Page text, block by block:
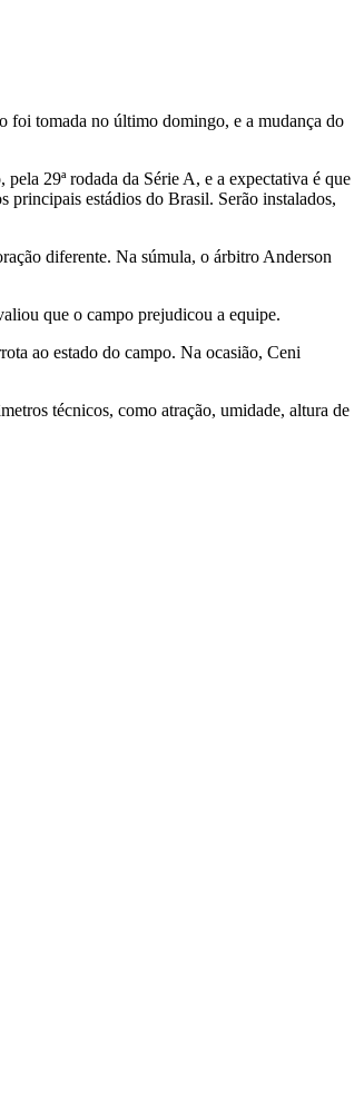
foi tomada no último domingo, e a mudança do
29ª rodada da Série A, e a expectativa é que
principais estádios do Brasil. Serão instalados,
diferente. Na súmula, o árbitro Anderson
que o campo prejudicou a equipe.
ao estado do campo. Na ocasião, Ceni
técnicos, como atração, umidade, altura de